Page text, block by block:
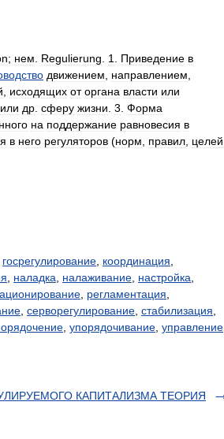
; нем Regulierung 1 Приведение в
движением направлением
исходящих от органа власти или
или др сферу жизни 3 Форма
на поддержание равновесия в
в него регуляторов (норм правил целей
госрегулирование координация
наладка налаживание настройка
регламентация
серворегулирование стабилизация
упорядочивание управление
КАПИТАЛИЗМА ТЕОРИЯ